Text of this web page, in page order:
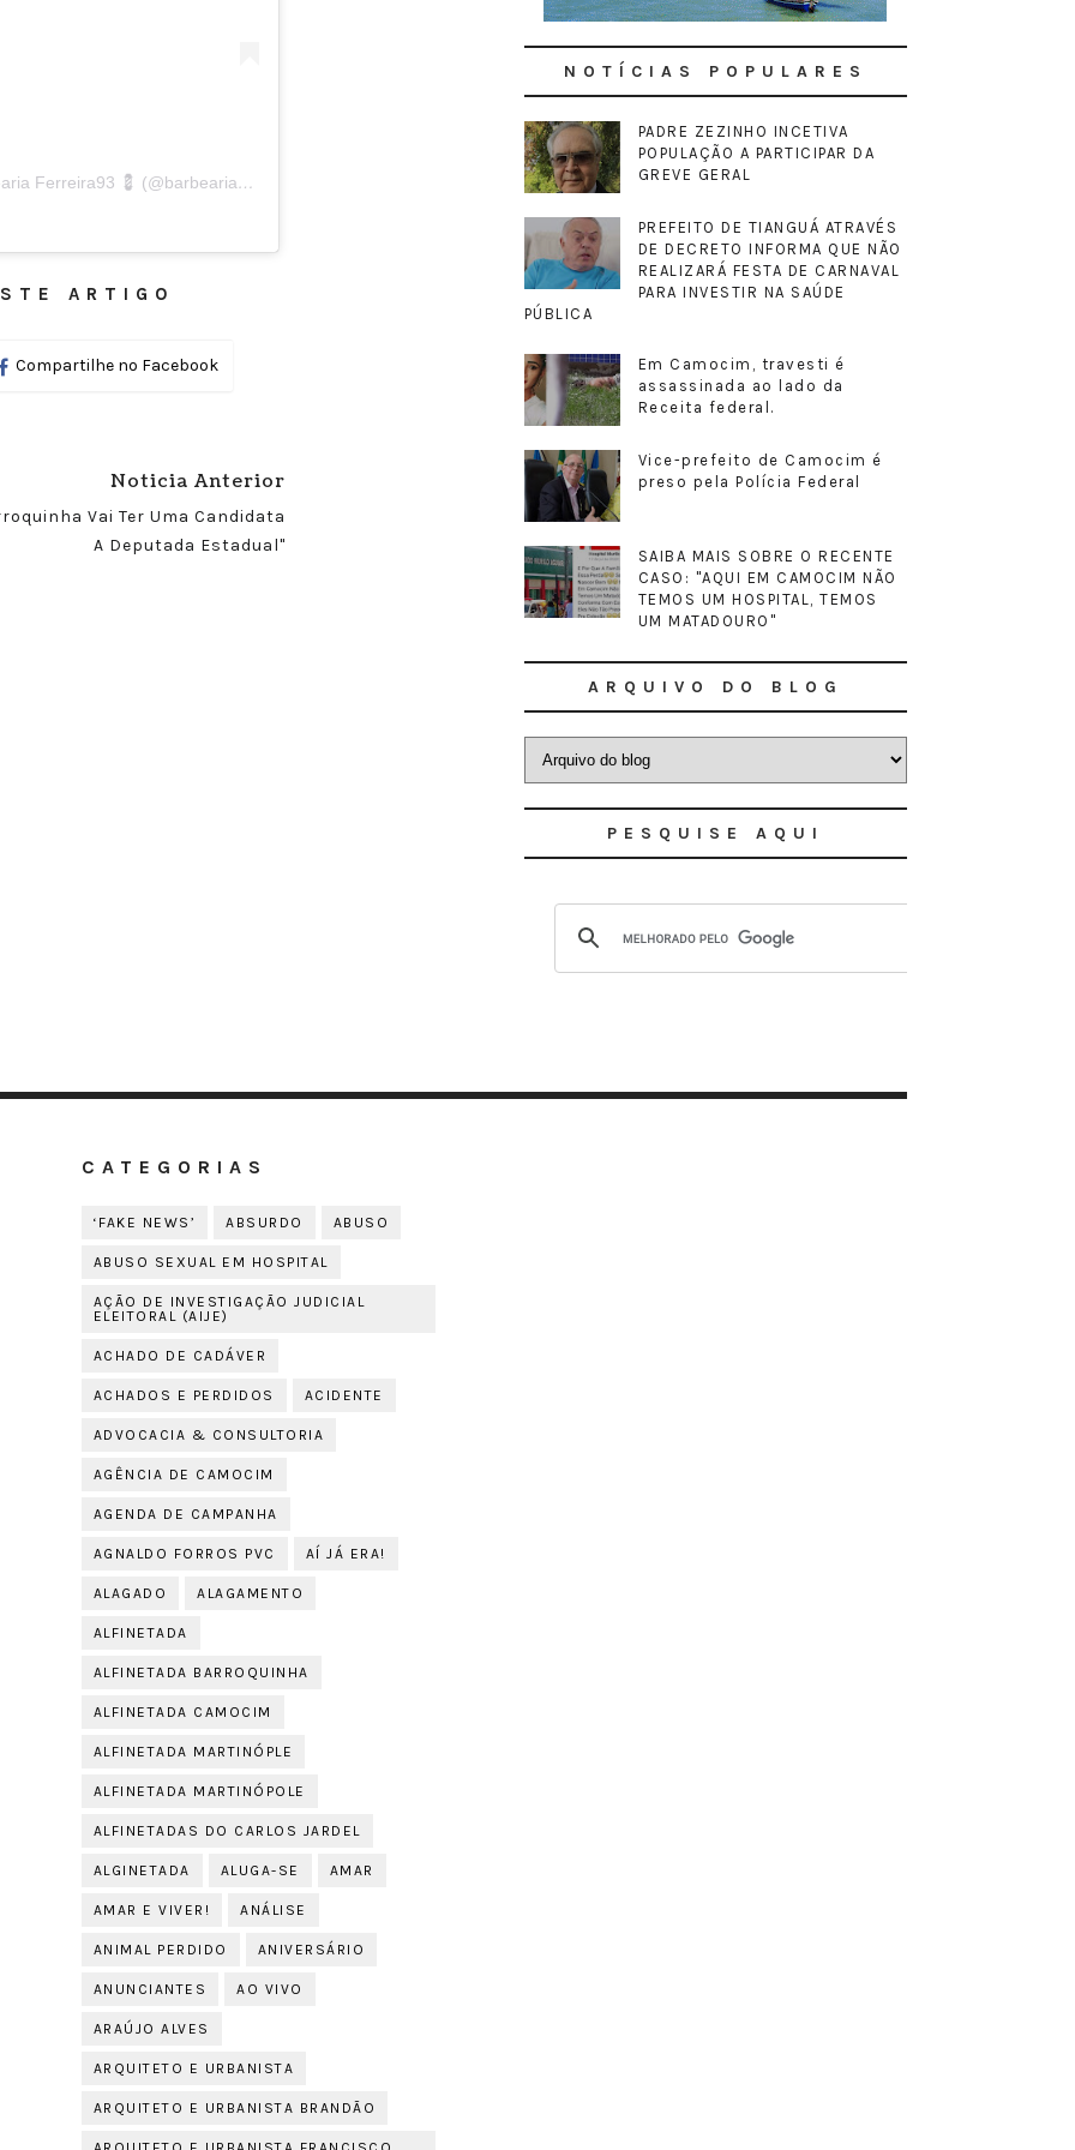
Uma publicação compartilhada por 💈 Barbearia Ferreira93 💈 (@barbearia_ferreira93)
ARTIGO
Compartilhe no Facebook
Noticia Anterior
Vai Ter Uma Candidata
A Deputada Estadual"
NOTÍCIAS POPULARES
PADRE ZEZINHO INCETIVA
POPULAÇÃO A PARTICIPAR DA
GREVE GERAL
PREFEITO DE TIANGUÁ ATRAVÉS
DE DECRETO INFORMA QUE NÃO
REALIZARÁ FESTA DE CARNAVAL
PARA INVESTIR NA SAÚDE
PÚBLICA
Em Camocim, travesti é
assassinada ao lado da
Receita federal.
Vice-prefeito de Camocim é
preso pela Polícia Federal
SAIBA MAIS SOBRE O RECENTE
CASO: "AQUI EM CAMOCIM NÃO
TEMOS UM HOSPITAL, TEMOS
UM MATADOURO"
ARQUIVO DO BLOG
PESQUISE AQUI
CATEGORIAS
‘FAKE NEWS’ ABSURDO ABUSO
ABUSO SEXUAL EM HOSPITAL
AÇÃO DE INVESTIGAÇÃO JUDICIAL
ELEITORAL (AIJE)
ACHADO DE CADÁVER
ACHADOS E PERDIDOS ACIDENTE
ADVOCACIA & CONSULTORIA
AGÊNCIA DE CAMOCIM
AGENDA DE CAMPANHA
AGNALDO FORROS PVC AÍ JÁ ERA!
ALAGADO ALAGAMENTO
ALFINETADA
ALFINETADA BARROQUINHA
ALFINETADA CAMOCIM
ALFINETADA MARTINÓPLE
ALFINETADA MARTINÓPOLE
ALFINETADAS DO CARLOS JARDEL
ALGINETADA ALUGA-SE AMAR
AMAR E VIVER! ANÁLISE
ANIMAL PERDIDO ANIVERSÁRIO
ANUNCIANTES AO VIVO
ARAÚJO ALVES
ARQUITETO E URBANISTA
ARQUITETO E URBANISTA BRANDÃO